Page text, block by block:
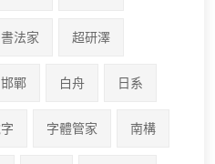
書法家 超研澤
邯鄲 白舟 日系
字體管家 南構